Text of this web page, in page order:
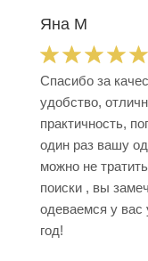
Яна М
Спасибо за
удобство,
практичность,
один раз вашу
можно не
поиски , вы
одеваемся у вас
год!